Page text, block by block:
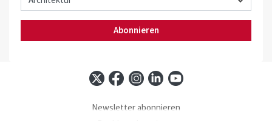
Abonnieren
Newsletter abonnieren